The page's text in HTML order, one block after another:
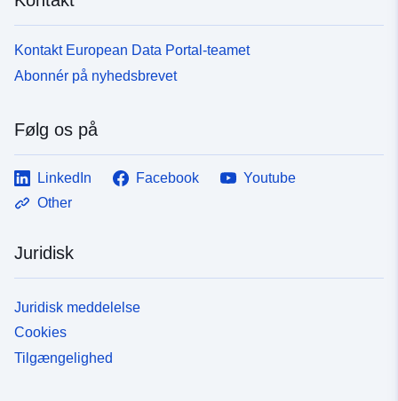
Kontakt European Data Portal-teamet
Abonnér på nyhedsbrevet
Følg os på
LinkedIn Facebook
Youtube
Other
Juridisk
Juridisk meddelelse
Cookies
Tilgængelighed